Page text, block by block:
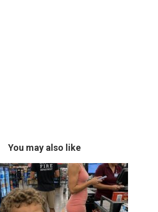
You may also like